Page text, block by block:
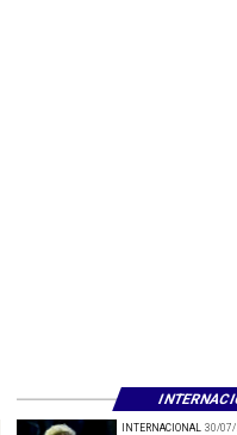
30/
INTERNACIONAL